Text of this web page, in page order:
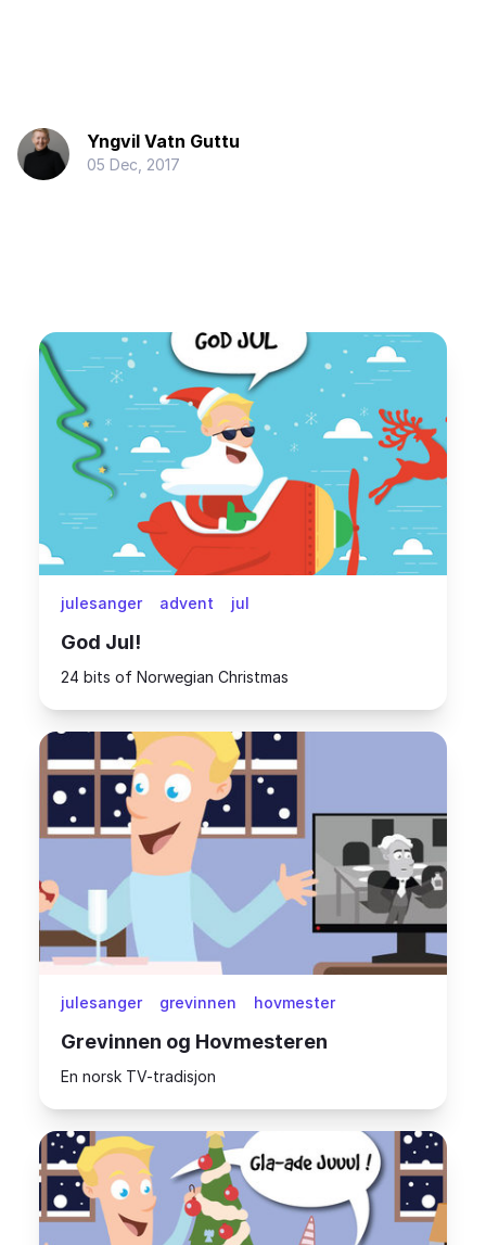
Yngvil Vatn Guttu
05 Dec, 2017
julesanger advent jul
God Jul!
24 bits of Norwegian Christmas
julesanger grevinnen hovmester
Grevinnen og Hovmesteren
En norsk TV-tradisjon